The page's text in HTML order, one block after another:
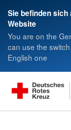
Sie befinden
Website
You are on the
can use the
English one